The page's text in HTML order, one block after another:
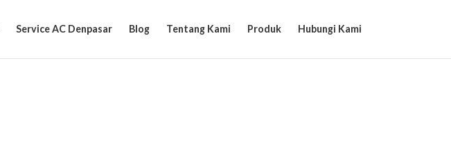
Service AC Denpasar Blog Tentang Kami Produk Hubungi Kami